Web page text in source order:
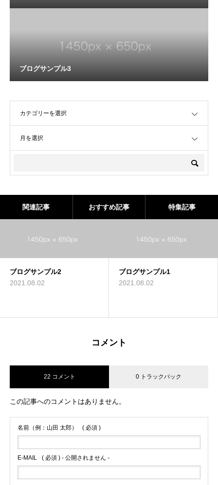
ブログサンプル3
関連記事 おすすめ記事 特集記事
ブログサンプル2
2021.08.02
ブログサンプル1
2021.08.02
コメント
22 コメント 0 トラックバック
この記事へのコメントはありません。
名前（例：山田 太郎） ( 必須 )
E-MAIL ( 必須 ) - 公開されません -